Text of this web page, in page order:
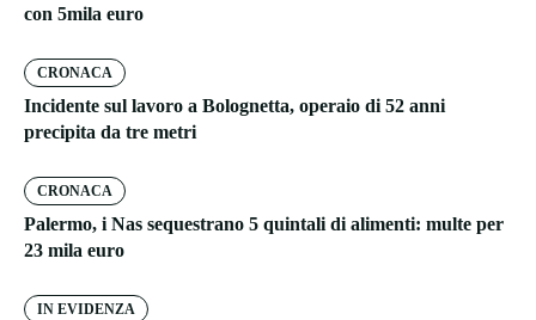
con 5mila euro
CRONACA
Incidente sul lavoro a Bolognetta, operaio di 52 anni
precipita da tre metri
CRONACA
Palermo, i Nas sequestrano 5 quintali di alimenti: multe per
23 mila euro
IN EVIDENZA